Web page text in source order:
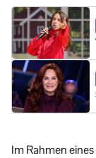
Im Rahmen